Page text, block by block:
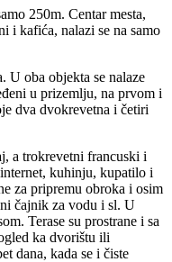
250m. Centar mesta,
i kafića, nalazi se na samo
U oba objekta se nalaze
u prizemlju, na prvom i
dva dvokrevetna i četiri
a trokrevetni francuski i
kuhinju, kupatilo i
za pripremu obroka i osim
čajnik za vodu i sl. U
Terase su prostrane i sa
ka dvorištu ili
dana, kada se i čiste